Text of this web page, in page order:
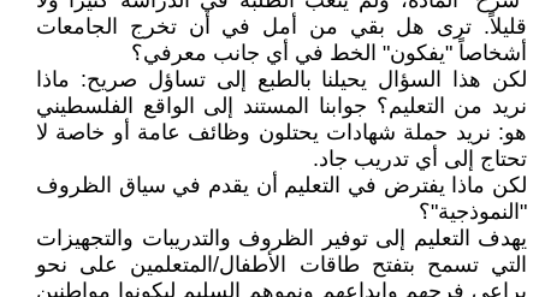
قليلاً. ترى هل بقي من أمل في أن تخرج الجامعات
أشخاصاً "يفكون" الخط في أي جانب معرفي؟
لكن هذا السؤال يحيلنا بالطبع إلى تساؤل صريح: ماذا
نريد من التعليم؟ جوابنا المستند إلى الواقع الفلسطيني
هو: نريد حملة شهادات يحتلون وظائف عامة أو خاصة لا
تحتاج إلى أي تدريب جاد.
لكن ماذا يفترض في التعليم أن يقدم في سياق الظروف
"النموذجية"؟
يهدف التعليم إلى توفير الظروف والتدريبات والتجهيزات
التي تسمح بتفتح طاقات الأطفال/المتعلمين على نحو
يراعي فرحهم وإبداعهم ونموهم السليم ليكونوا مواطنين